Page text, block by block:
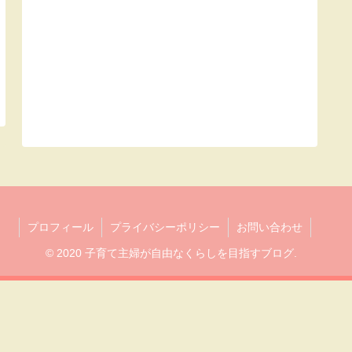
プロフィール プライバシーポリシー お問い合わせ
© 2020 子育て主婦が自由なくらしを目指すブログ.